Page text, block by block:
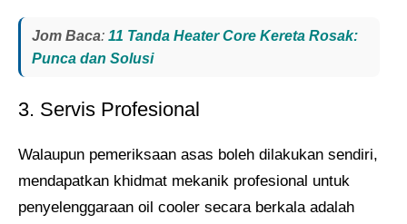
Jom Baca: 11 Tanda Heater Core Kereta Rosak:
Punca dan Solusi
3. Servis Profesional
Walaupun pemeriksaan asas boleh dilakukan sendiri,
mendapatkan khidmat mekanik profesional untuk
penyelenggaraan oil cooler secara berkala adalah